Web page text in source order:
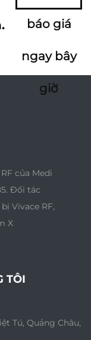
báo giá
ngay bây
giờ
của Medi
Đối tác
Vivace RF,
X
TÔI
Tú, Quảng Châu,